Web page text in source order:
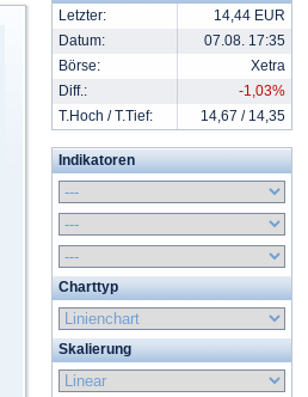
Letzter:
14,44 EUR
Datum:
07.08. 17:35
Börse:
Xetra
Diff.:
-1,03%
T.Hoch / T.Tief:
14,67 / 14,35
Indikatoren
Charttyp
Skalierung